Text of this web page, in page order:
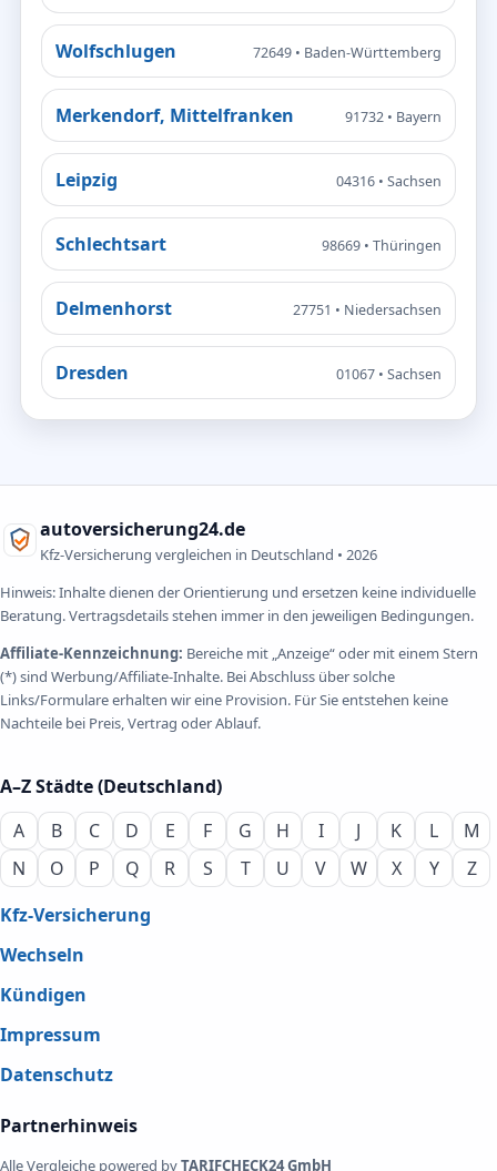
Wolfschlugen 72649 • Baden-Württemberg
Merkendorf, Mittelfranken 91732 • Bayern
Leipzig 04316 • Sachsen
Schlechtsart 98669 • Thüringen
Delmenhorst 27751 • Niedersachsen
Dresden 01067 • Sachsen
autoversicherung24.de
Kfz-Versicherung vergleichen in Deutschland • 2026
Hinweis: Inhalte dienen der Orientierung und ersetzen keine individuelle
Beratung. Vertragsdetails stehen immer in den jeweiligen Bedingungen.
Affiliate-Kennzeichnung: Bereiche mit „Anzeige“ oder mit einem Stern
(*) sind Werbung/Affiliate-Inhalte. Bei Abschluss über solche
Links/Formulare erhalten wir eine Provision. Für Sie entstehen keine
Nachteile bei Preis, Vertrag oder Ablauf.
A–Z Städte (Deutschland)
A
B C D E F G H I J K L
M
N
O P Q R S T U V W X Y
Z
Kfz-Versicherung
Wechseln
Kündigen
Impressum
Datenschutz
Partnerhinweis
Alle Vergleiche powered byTARIFCHECK24 GmbH